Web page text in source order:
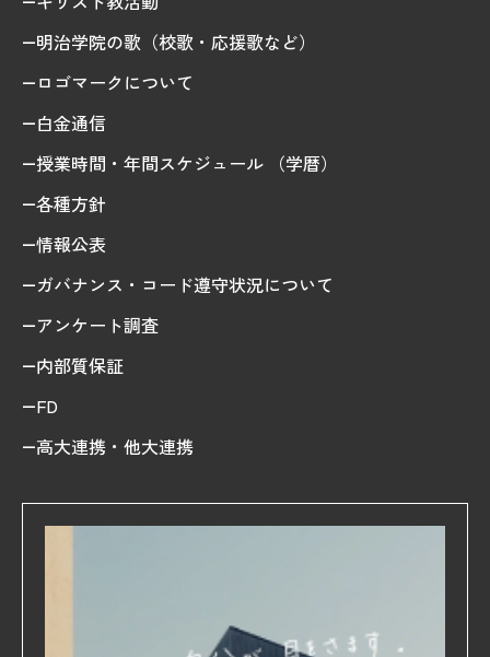
明治学院の歌（校歌・応援歌など）
ロゴマークについて
白金通信
授業時間・年間スケジュール （学暦）
各種方針
情報公表
ガバナンス・コード遵守状況について
アンケート調査
内部質保証
FD
高大連携・他大連携